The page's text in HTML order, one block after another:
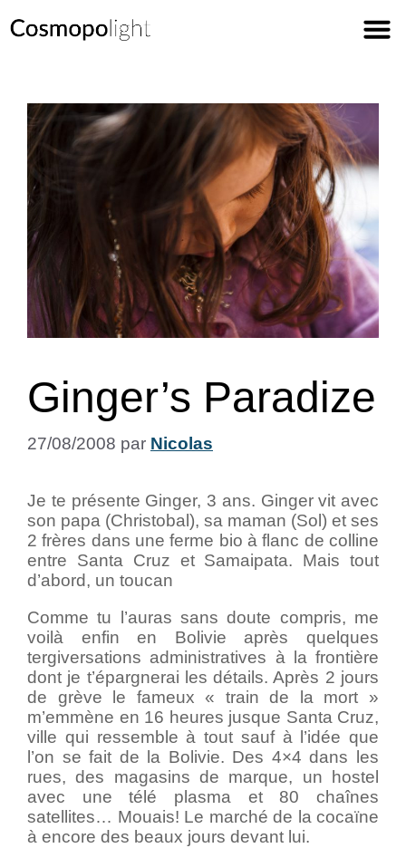
Ginger’s Paradize
27/08/2008 par Nicolas
Je te présente Ginger, 3 ans. Ginger vit avec
son papa (Christobal), sa maman (Sol) et ses
2 frères dans une ferme bio à flanc de colline
entre Santa Cruz et Samaipata. Mais tout
d’abord, un toucan
Comme tu l’auras sans doute compris, me
voilà enfin en Bolivie après quelques
tergiversations administratives à la frontière
dont je t’épargnerai les détails. Après 2 jours
de grève le fameux « train de la mort »
m’emmène en 16 heures jusque Santa Cruz,
ville qui ressemble à tout sauf à l’idée que
l’on se fait de la Bolivie. Des 4×4 dans les
rues, des magasins de marque, un hostel
avec une télé plasma et 80 chaînes
satellites… Mouais! Le marché de la cocaïne
à encore des beaux jours devant lui.